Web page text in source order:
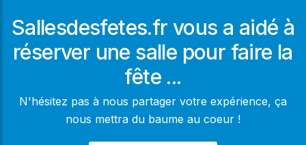
Sallesdesfetes.fr vous a aidé à
réserver une salle pour faire la
fête ...
N'hésitez pas à nous partager votre expérience, ça
nous mettra du baume au coeur !